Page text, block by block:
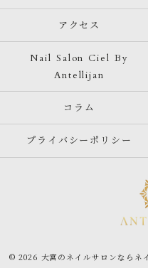
アクセス
Nail Salon Ciel By
Antellijan
コラム
プライバシーポリシー
© 2026 大宮のネイルサロンなら